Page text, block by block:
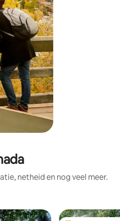
netheid en nog veel meer.